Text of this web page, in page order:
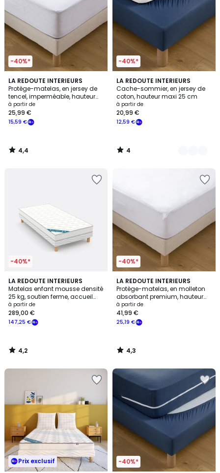
-40%*
LA REDOUTE INTERIEURS
Protège-matelas, en jersey de
tencel, imperméable, hauteur
maxi 25 cm
à partir de
15,59 €
25,99 €
4,4
/ 5
4,4
/
-40%*
LA REDOUTE INTERIEURS
Cache-sommier, en jersey de
coton, hauteur maxi 25 cm
à partir de
12,59 €
20,99 €
4
/
5
5
Couleurs
4
/
-40%*
LA REDOUTE INTERIEURS
Matelas enfant mousse densité
25 kg, soutien ferme, accueil
moelleux
à partir de
147,25 €
289,00 €
4,2
/ 5
4,2
/
-40%*
LA REDOUTE INTERIEURS
Protège-matelas, en molleton
absorbant premium, hauteur
maxi 25 cm
à partir de
25,19 €
41,99 €
4,3
/ 5
4,3
/
Prix exclusif -40%*